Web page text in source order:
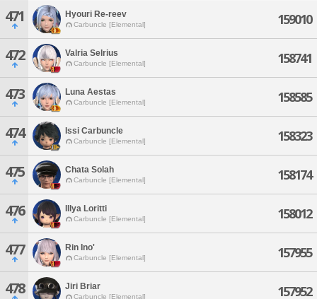
471 Hyouri Re-reev
Carbuncle [Elemental] 159010
472 Valria Selrius
Carbuncle [Elemental] 158741
473 Luna Aestas
Carbuncle [Elemental] 158585
474 Issi Carbuncle
Carbuncle [Elemental] 158323
475 Chata Solah
Carbuncle [Elemental] 158174
476 Illya Loritti
Carbuncle [Elemental] 158012
477 Rin Ino'
Carbuncle [Elemental] 157955
478 Jiri Briar
Carbuncle [Elemental] 157952